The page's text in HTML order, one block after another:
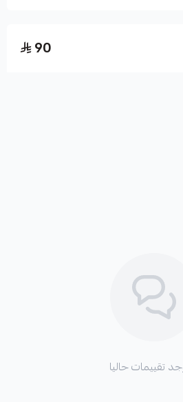
90
تقييمات حاليا